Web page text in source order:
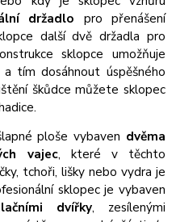
držadlo pro přenášení
další dvě držadla pro
sklopce umožňuje
a tím dosáhnout úspěšného
škůdce můžete sklopec
ploše vybaven dvěma
vajec, které v těchto
tchoři, lišky nebo vydra je
sklopec je vybaven
dvířky, zesílenými